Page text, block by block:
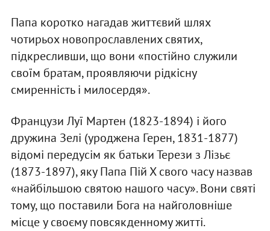
Папа коротко нагадав життєвий шлях
чотирьох новопрославлених святих,
підкресливши, що вони «постійно служили
своїм братам, проявляючи рідкісну
смиренність і милосердя».
Французи Луї Мартен (1823-1894) і його
дружина Зелі (уроджена Герен, 1831-1877)
відомі передусім як батьки Терези з Лізьє
(1873-1897), яку Папа Пій Х свого часу назвав
«найбільшою святою нашого часу». Вони святі
тому, що поставили Бога на найголовніше
місце у своєму повсякденному житті.